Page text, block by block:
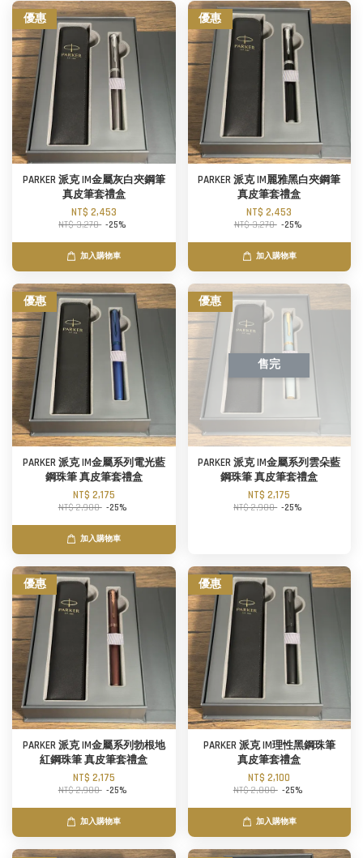
優惠
PARKER 派克 IM金屬灰白夾鋼筆
真皮筆套禮盒
NT$ 2,453
NT$ 3,270 -25%
加入購物車
優惠
PARKER 派克 IM麗雅黑白夾鋼筆
真皮筆套禮盒
NT$ 2,453
NT$ 3,270 -25%
加入購物車
優惠
PARKER 派克 IM金屬系列電光藍
鋼珠筆 真皮筆套禮盒
NT$ 2,175
NT$ 2,900 -25%
加入購物車
優惠
售完
PARKER 派克 IM金屬系列雲朵藍
鋼珠筆 真皮筆套禮盒
NT$ 2,175
NT$ 2,900 -25%
優惠
PARKER 派克 IM金屬系列勃根地
紅鋼珠筆 真皮筆套禮盒
NT$ 2,175
NT$ 2,900 -25%
加入購物車
優惠
PARKER 派克 IM理性黑鋼珠筆
真皮筆套禮盒
NT$ 2,100
NT$ 2,800 -25%
加入購物車